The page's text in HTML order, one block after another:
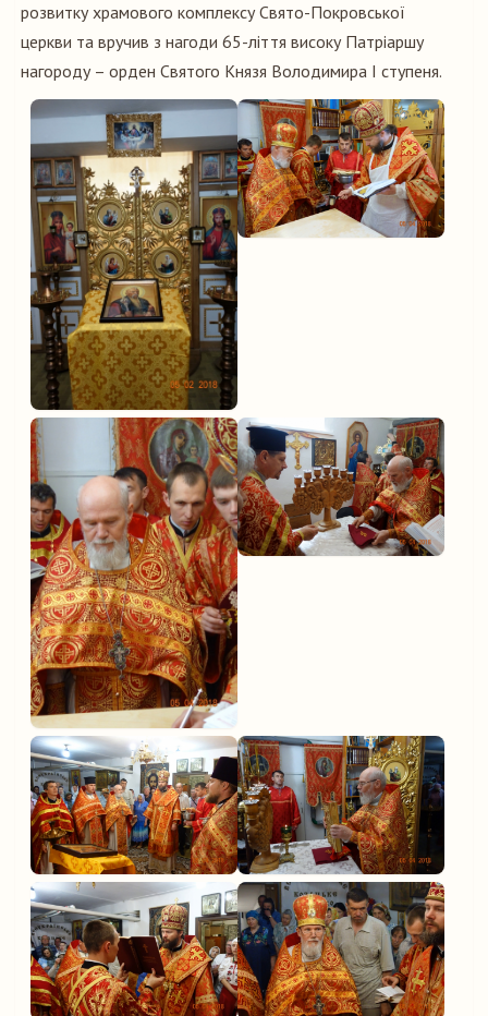
розвитку храмового комплексу Свято-Покровської
церкви та вручив з нагоди 65-ліття високу Патріаршу
нагороду – орден Святого Князя Володимира I ступеня.